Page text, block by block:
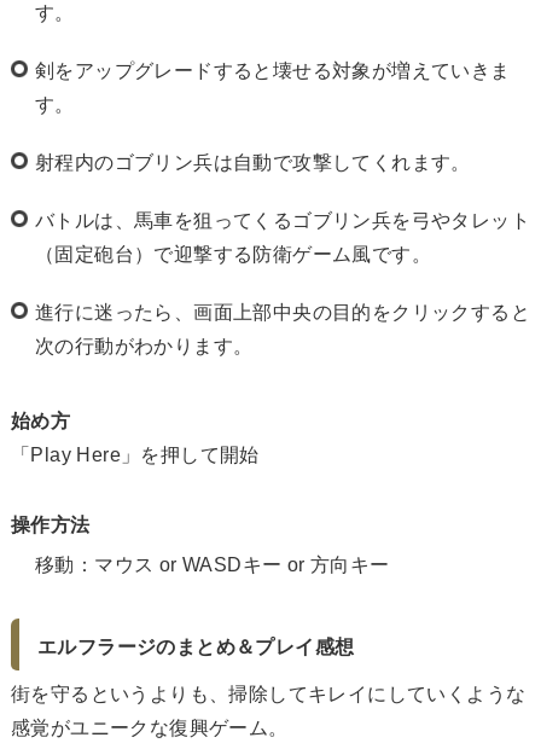
す。
剣をアップグレードすると壊せる対象が増えていきま
す。
射程内のゴブリン兵は自動で攻撃してくれます。
バトルは、馬車を狙ってくるゴブリン兵を弓やタレット
（固定砲台）で迎撃する防衛ゲーム風です。
進行に迷ったら、画面上部中央の目的をクリックすると
次の行動がわかります。
始め方
「Play Here」を押して開始
操作方法
移動：マウス or WASDキー or 方向キー
エルフラージのまとめ＆プレイ感想
街を守るというよりも、掃除してキレイにしていくような
感覚がユニークな復興ゲーム。